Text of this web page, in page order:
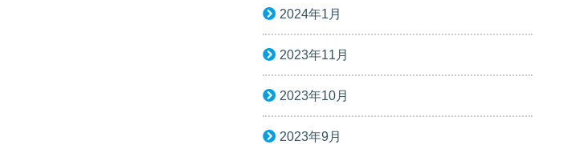
2024年1月
2023年11月
2023年10月
2023年9月